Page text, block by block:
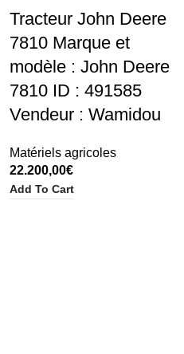
Tracteur John Deere
7810 Marque et
modèle : John Deere
7810 ID : 491585
Vendeur : Wamidou
Matériels agricoles
22.200,00€
Add To Cart